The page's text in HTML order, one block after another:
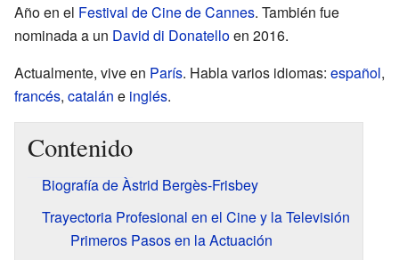
Año en el Festival de Cine de Cannes. También fue
nominada a un David di Donatelloen 2016.
Actualmente, vive en París. Habla varios idiomas: español,
francés, catalán e inglés.
Contenido
Biografía de Àstrid Bergès-Frisbey
Trayectoria Profesional en el Cine y la Televisión
Primeros Pasos en la Actuación